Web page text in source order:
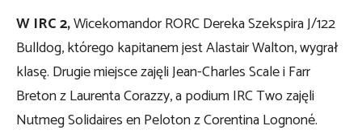
W IRC 2,Wicekomandor RORC Dereka Szekspira J/122
Bulldog, którego kapitanem jest Alastair Walton, wygrał
klasę. Drugie miejsce zajęli Jean-Charles Scale i Farr
Breton z Laurenta Corazzy, a podium IRC Two zajęli
Nutmeg Solidaires en Peloton z Corentina Lognoné.